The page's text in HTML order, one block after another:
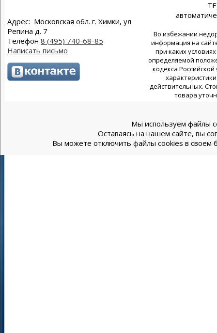
Адрес: Московская обл. г. Химки, ул
Репина д. 7
Телефон 8 (495) 740-68-85
Написать письмо
Во избежании
информация на
при каких
определяемой
кодекса
действительных.
товара
Мы используем файлы
Оставаясь на нашем сайте, вы
Вы можете отключить файлы cookies в своем